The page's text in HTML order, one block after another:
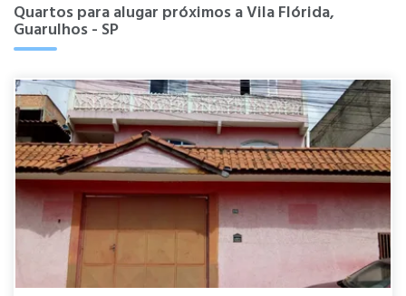
Quartos para alugar próximos a Vila Flórida,
Guarulhos - SP